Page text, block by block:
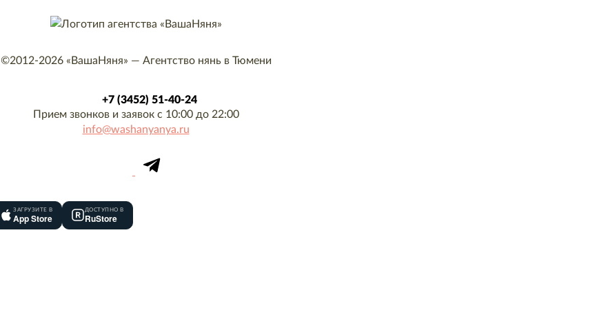
©2012-2026 «ВашаНяня» — Агентство нянь в Тюмени
+7 (3452) 51-40-24
Прием звонков и заявок с 10:00 до 22:00
info@washanyanya.ru
ЗАГРУЗИТЕ В
App Store
ДОСТУПНО В
RuStore